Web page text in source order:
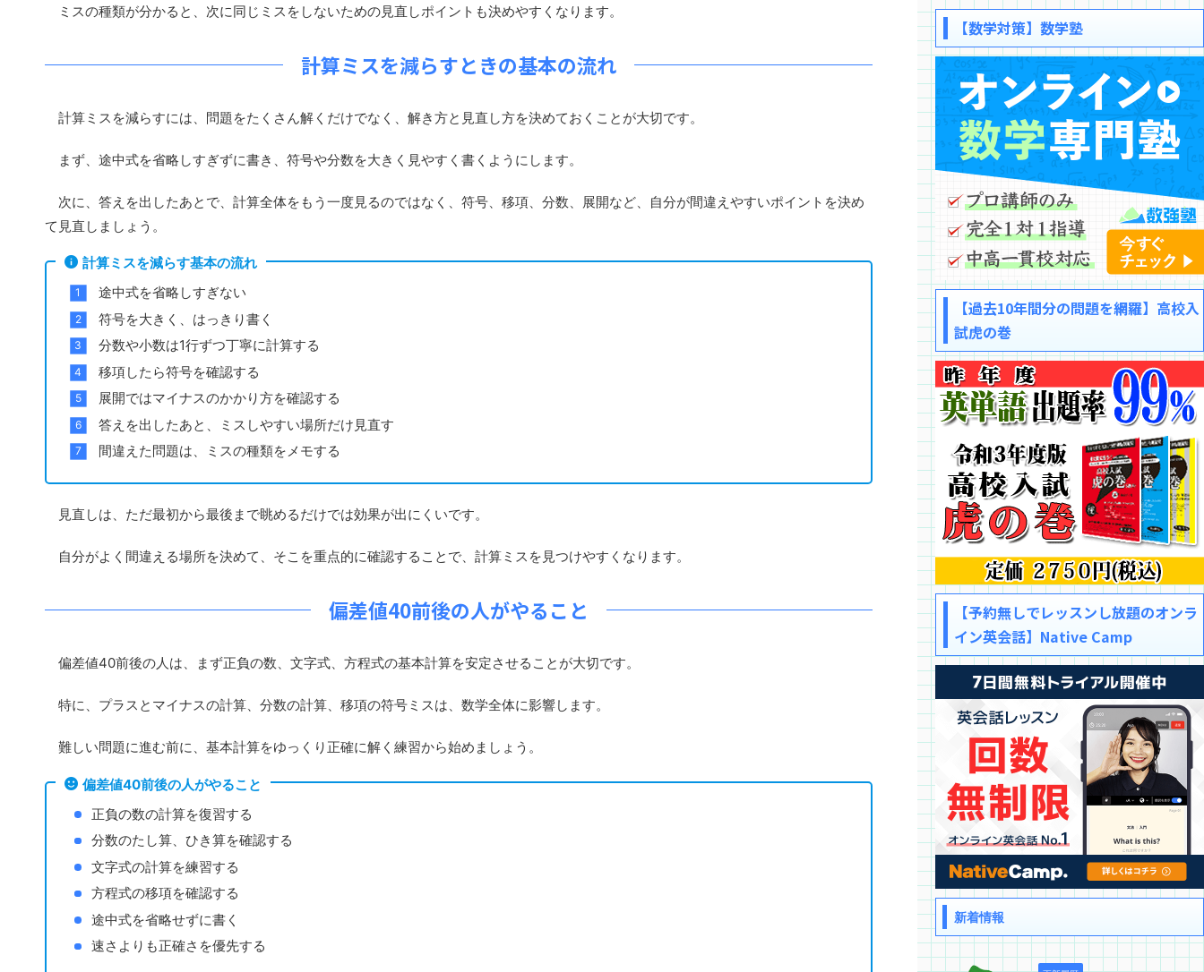
ミスの種類が分かると、次に同じミスをしないための見直しポイントも決めやすくなります。
計算ミスを減らすときの基本の流れ
計算ミスを減らすには、問題をたくさん解くだけでなく、解き方と見直し方を決めておくことが大切です。
まず、途中式を省略しすぎずに書き、符号や分数を大きく見やすく書くようにします。
次に、答えを出したあとで、計算全体をもう一度見るのではなく、符号、移項、分数、展開など、自分が間違えやすいポイントを決め
て見直しましょう。
計算ミスを減らす基本の流れ
途中式を省略しすぎない
符号を大きく、はっきり書く
分数や小数は1行ずつ丁寧に計算する
移項したら符号を確認する
展開ではマイナスのかかり方を確認する
答えを出したあと、ミスしやすい場所だけ見直す
間違えた問題は、ミスの種類をメモする
見直しは、ただ最初から最後まで眺めるだけでは効果が出にくいです。
自分がよく間違える場所を決めて、そこを重点的に確認することで、計算ミスを見つけやすくなります。
偏差値40前後の人がやること
偏差値40前後の人は、まず正負の数、文字式、方程式の基本計算を安定させることが大切です。
特に、プラスとマイナスの計算、分数の計算、移項の符号ミスは、数学全体に影響します。
難しい問題に進む前に、基本計算をゆっくり正確に解く練習から始めましょう。
偏差値40前後の人がやること
正負の数の計算を復習する
分数のたし算、ひき算を確認する
文字式の計算を練習する
方程式の移項を確認する
途中式を省略せずに書く
速さよりも正確さを優先する
【数学対策】数学塾
【過去10年間分の問題を網羅】高校入
試虎の巻
【予約無しでレッスンし放題のオンラ
イン英会話】Native Camp
新着情報